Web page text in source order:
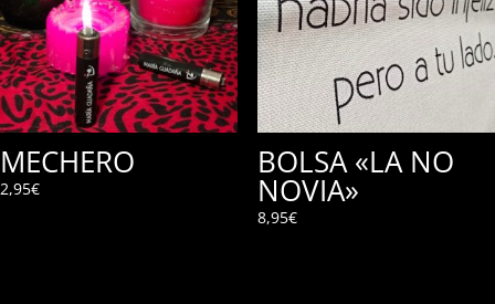
MECHERO
2,95€
BOLSA «LA NO
NOVIA»
8,95€